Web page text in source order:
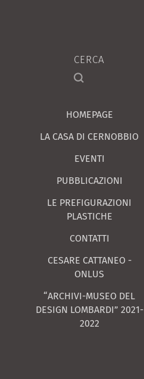
CERCA
HOMEPAGE
LA CASA DI CERNOBBIO
EVENTI
PUBBLICAZIONI
LE PREFIGURAZIONI
PLASTICHE
CONTATTI
CESARE CATTANEO -
ONLUS
“ARCHIVI-MUSEO DEL
DESIGN LOMBARDI” 2021-
2022